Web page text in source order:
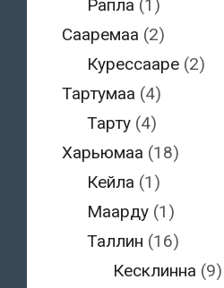
Рапла (1)
Сааремаа (2)
Курессааре (2)
Тартумаа (4)
Тарту (4)
Харьюмаа (18)
Кейла (1)
Маарду (1)
Таллин (16)
Кесклинна (9)